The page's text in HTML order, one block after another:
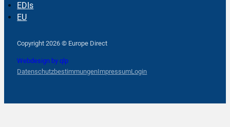
EDIs
EU
Copyright 2026 © Europe Direct
Webdesign by qlp
DatenschutzbestimmungenImpressumLogin